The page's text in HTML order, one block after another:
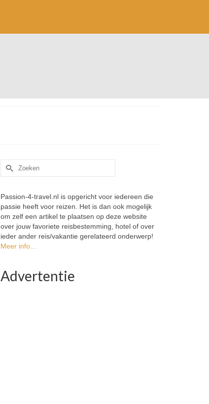
Zoek
naar:
Passion-4-travel.nl is opgericht voor iedereen die
passie heeft voor reizen. Het is dan ook mogelijk
om zelf een artikel te plaatsen op deze website
over jouw favoriete reisbestemming, hotel of over
ieder ander reis/vakantie gerelateerd onderwerp!
Meer info...
Advertentie